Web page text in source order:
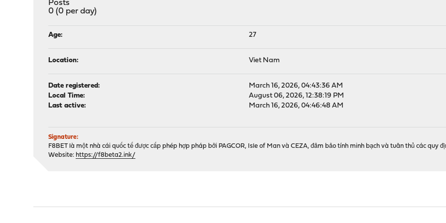
Posts
0 (0 per day)
Age: 27
Location: Viet Nam
Date registered:
March 16, 2026, 04:43:36 AM
Local Time:
August 06, 2026, 12:38:19 PM
Last active:
March 16, 2026, 04:46:48 AM
Signature:
F8BET là một nhà cái quốc tế được cấp phép hợp pháp bởi PAGCOR, Isle of Man và CEZA, đảm bảo tính minh bạch và tuân thủ các quy
Website: https://f8beta2.ink/